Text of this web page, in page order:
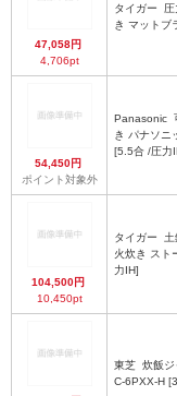
47,058円
4,706pt
タイガー
き マットブ
54,450円
ポイント対象外
Panasonic
き パナソニ
[5.5合 /圧力
104,500円
10,450pt
タイガー
火炊き スト
力IH]
東芝
C-6PXX-H